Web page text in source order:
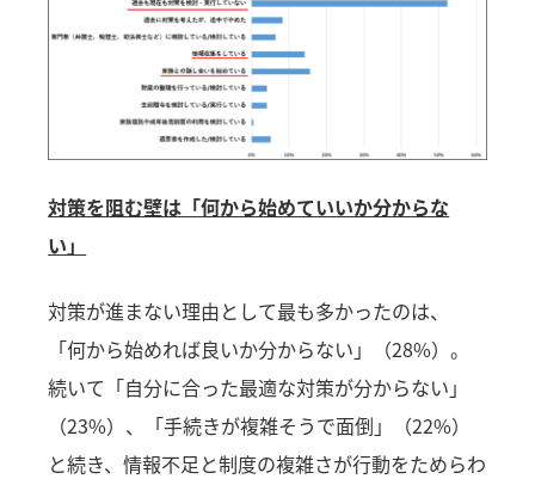
対策を阻む壁は「何から始めていいか分からな
い」
対策が進まない理由として最も多かったのは、
「何から始めれば良いか分からない」（28%）。
続いて「自分に合った最適な対策が分からない」
（23%）、「手続きが複雑そうで面倒」（22%）
と続き、情報不足と制度の複雑さが行動をためらわ